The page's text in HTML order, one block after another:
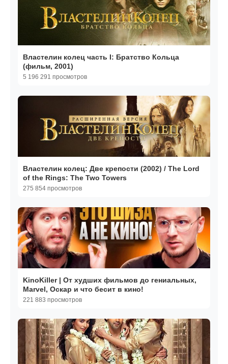
Властелин колец часть I: Братство Кольца
(фильм, 2001)
5 196 291 просмотров
Властелин колец: Две крепости (2002) / The Lord
of the Rings: The Two Towers
275 854 просмотров
KinoKiller | От худших фильмов до гениальных,
Marvel, Оскар и что бесит в кино!
221 883 просмотров